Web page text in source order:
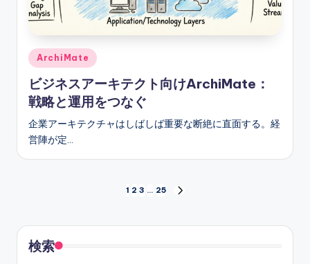
Posted
in
ArchiMate
ビジネスアーキテクト向けArchiMate：
戦略と運用をつなぐ
企業アーキテクチャはしばしば重要な断絶に直面する。経
営陣が定…
稿
の
1 2 3 … 25
検索